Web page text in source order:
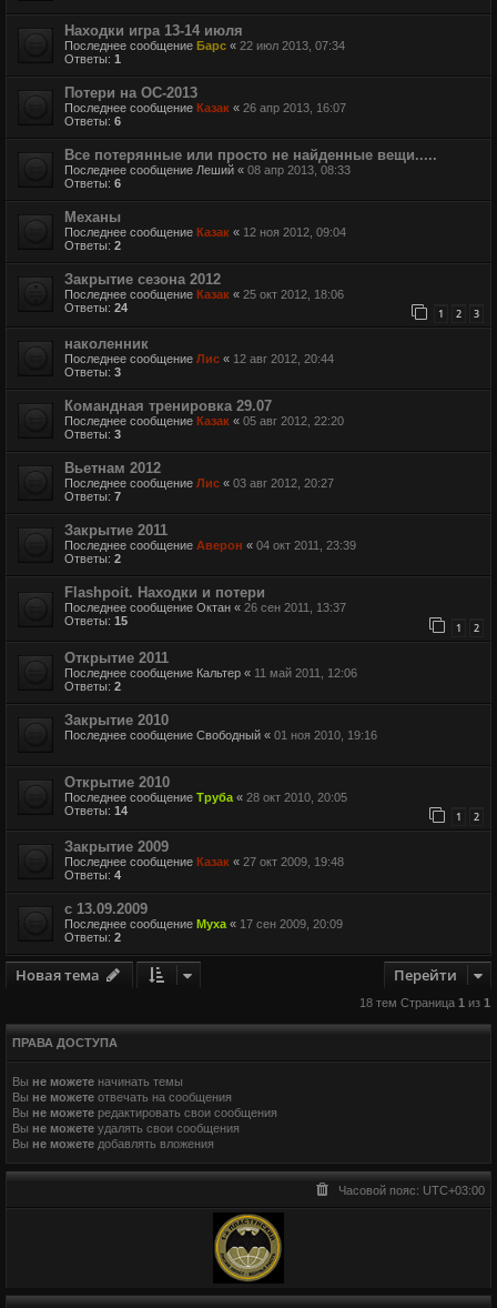
Находки игра 13-14 июля
Последнее сообщение Барс « 22 июл 2013, 07:34
Ответы: 1
Потери на ОС-2013
Последнее сообщение Казак « 26 апр 2013, 16:07
Ответы: 6
Все потерянные или просто не найденные вещи.....
Последнее сообщение Леший « 08 апр 2013, 08:33
Ответы: 6
Механы
Последнее сообщение Казак « 12 ноя 2012, 09:04
Ответы: 2
Закрытие сезона 2012
Последнее сообщение Казак « 25 окт 2012, 18:06
Ответы: 24 1 2 3
наколенник
Последнее сообщение Лис « 12 авг 2012, 20:44
Ответы: 3
Командная тренировка 29.07
Последнее сообщение Казак « 05 авг 2012, 22:20
Ответы: 3
Вьетнам 2012
Последнее сообщение Лис « 03 авг 2012, 20:27
Ответы: 7
Закрытие 2011
Последнее сообщение Аверон « 04 окт 2011, 23:39
Ответы: 2
Flashpoit. Находки и потери
Последнее сообщение Октан « 26 сен 2011, 13:37
Ответы: 15 1 2
Открытие 2011
Последнее сообщение Кальтер « 11 май 2011, 12:06
Ответы: 2
Закрытие 2010
Последнее сообщение Свободный « 01 ноя 2010, 19:16
Открытие 2010
Последнее сообщение Труба « 28 окт 2010, 20:05
Ответы: 14 1 2
Закрытие 2009
Последнее сообщение Казак « 27 окт 2009, 19:48
Ответы: 4
с 13.09.2009
Последнее сообщение Муха« 17 сен 2009, 20:09
Ответы: 2
Новая тема Перейти
18 тем Страница 1 из 1
ПРАВА ДОСТУПА
Вы не можете начинать темы
Вы не можете отвечать на сообщения
Вы не можете редактировать свои сообщения
Вы не можете удалять свои сообщения
Вы не можете добавлять вложения
Часовой пояс: UTC+03:00